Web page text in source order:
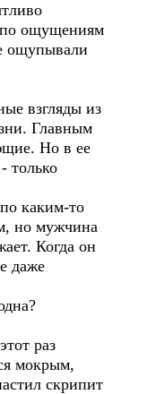
по ощущениям
ощупывали
взгляды из
Главным
Но в ее
только
каким-то
но мужчина
Когда он
даже
раз
мокрым,
скрипит